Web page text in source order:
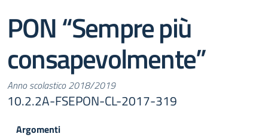
PON “Sempre più
consapevolmente”
Anno scolastico 2018/2019
10.2.2A-FSEPON-CL-2017-319
Argomenti